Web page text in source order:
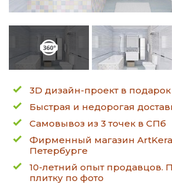
3D дизайн-проект в подарок
Быстрая и недорогая
Самовывоз из 3 точек в СПб
Фирменный магазин ArtKera
Петербурге
10-летний опыт
плитку по фото